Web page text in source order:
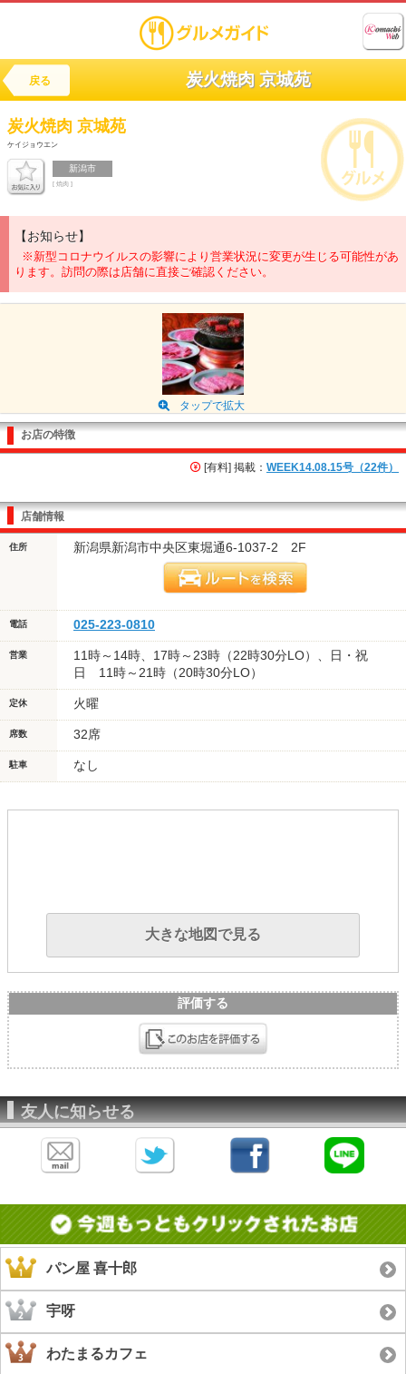
戻る 炭火焼肉 京城苑
炭火焼肉 京城苑
ケイジョウエン
新潟市
[ 焼肉 ]
【お知らせ】
※新型コロナウイルスの影響により営業状況に変更が生じる可能性があ
ります。訪問の際は店舗に直接ご確認ください。
タップで拡大
お店の特徴
[有料] 掲載： WEEK14.08.15号（22件）
店舗情報
住所 新潟県新潟市中央区東堀通6-1037-2 2F
電話 025-223-0810
営業
11時～14時、17時～23時（22時30分LO）、日・祝
日 11時～21時（20時30分LO）
定休 火曜
席数 32席
駐車 なし
大きな地図で見る
評価する
友人に知らせる
パン屋 喜十郎
宇呀
わたまるカフェ